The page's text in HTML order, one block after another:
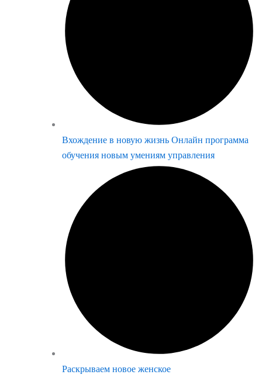
Вхождение в новую жизнь Онлайн программа
обучения новым умениям управления
Раскрываем новое женское